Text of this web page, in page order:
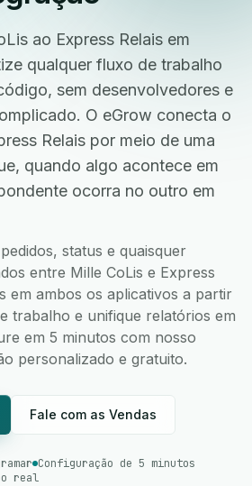
ao Express Relais em
qualquer fluxo de trabalho
sem desenvolvedores e
O eGrow conecta o
Relais por meio de uma
quando algo acontece em
ocorra no outro em
status e quaisquer
entre Mille CoLis e Express
em ambos os aplicativos a partir
trabalho e unifique relatórios em
em 5 minutos com nosso
personalizado e gratuito.
Fale com as Vendas
Configuração de 5 minutos
real